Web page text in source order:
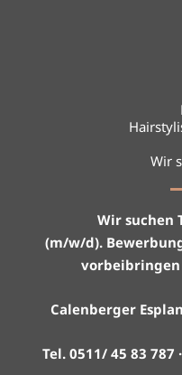
Wir
Wir suchen
(m/w/d).
Calenberger
Tel. 0511/ 45 83